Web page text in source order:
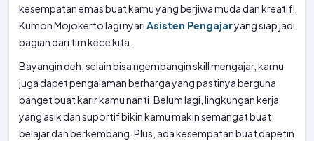
kesempatan emas buat kamu yang berjiwa muda dan kreatif!
Kumon Mojokerto lagi nyariAsisten Pengajaryang siap jadi
bagian dari tim kece kita.
Bayangin deh, selain bisa ngembangin skill mengajar, kamu
juga dapet pengalaman berharga yang pastinya berguna
banget buat karir kamu nanti. Belum lagi, lingkungan kerja
yang asik dan suportif bikin kamu makin semangat buat
belajar dan berkembang. Plus, ada kesempatan buat dapetin